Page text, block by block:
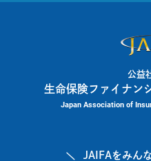
公益
生命保険ファイナン
Japan Association of
JAIFAをみん